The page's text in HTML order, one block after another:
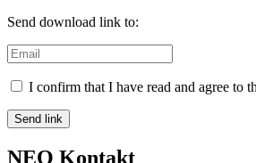
Send download link to:
I confirm that I have read and agree to
NEO Kontakt